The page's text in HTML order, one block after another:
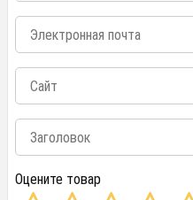
Оцените товар